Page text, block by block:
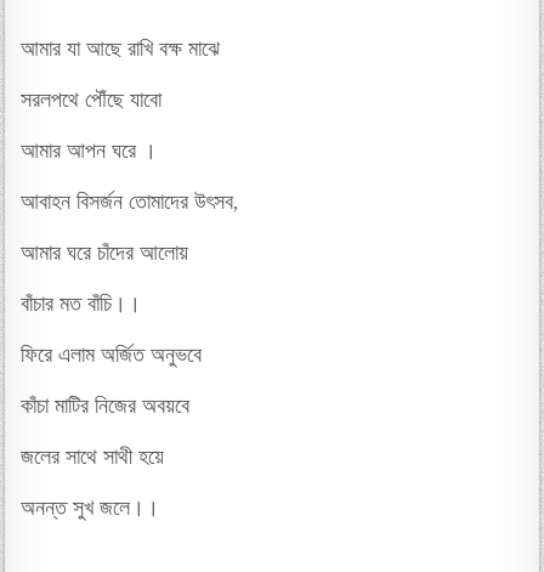
আমার যা আছে রাখি বক্ষ মাঝে
সরলপথে পৌঁছে যাবো
আমার আপন ঘরে ।
আবাহন বিসর্জন তোমাদের উৎসব,
আমার ঘরে চাঁদের আলোয়
বাঁচার মত বাঁচি।।
ফিরে এলাম অর্জিত অনুভবে
কাঁচা মাটির নিজের অবয়বে
জলের সাথে সাথী হয়ে
অনন্ত সুখ জলে।।